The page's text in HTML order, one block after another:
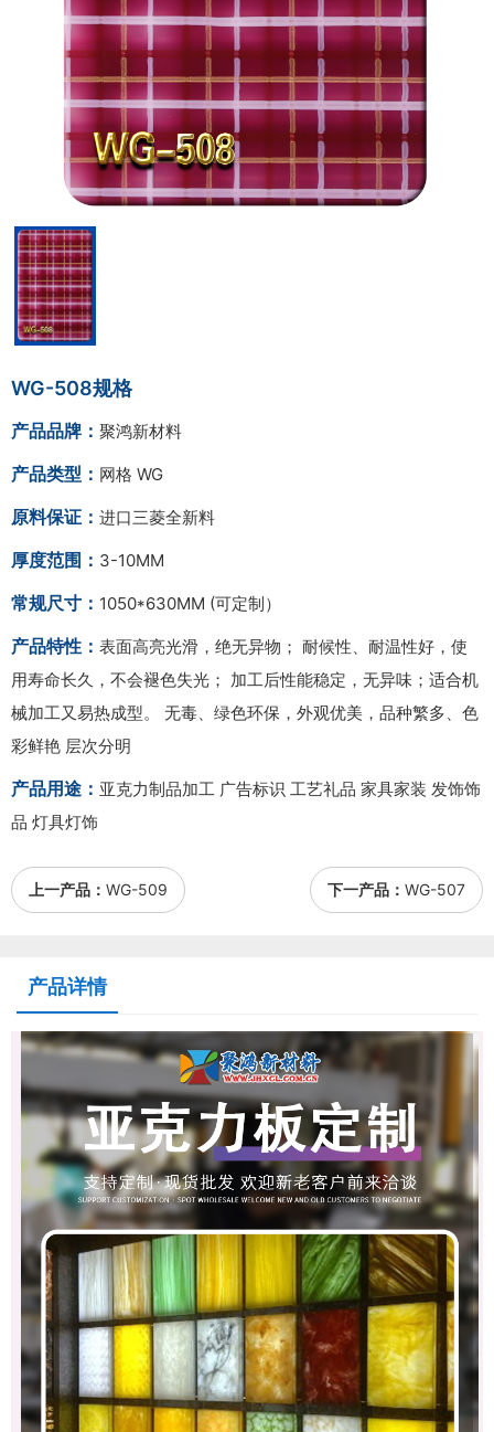
WG-508规格
产品品牌： 聚鸿新材料
产品类型： 网格 WG
原料保证： 进口三菱全新料
厚度范围： 3-10MM
常规尺寸： 1050*630MM (可定制）
产品特性： 表面高亮光滑，绝无异物； 耐候性、耐温性好，使
用寿命长久，不会褪色失光； 加工后性能稳定，无异味；适合机
械加工又易热成型。 无毒、绿色环保，外观优美，品种繁多、色
彩鲜艳 层次分明
产品用途： 亚克力制品加工 广告标识 工艺礼品 家具家装 发饰饰
品 灯具灯饰
上一产品： WG-509 下一产品： WG-507
产品详情